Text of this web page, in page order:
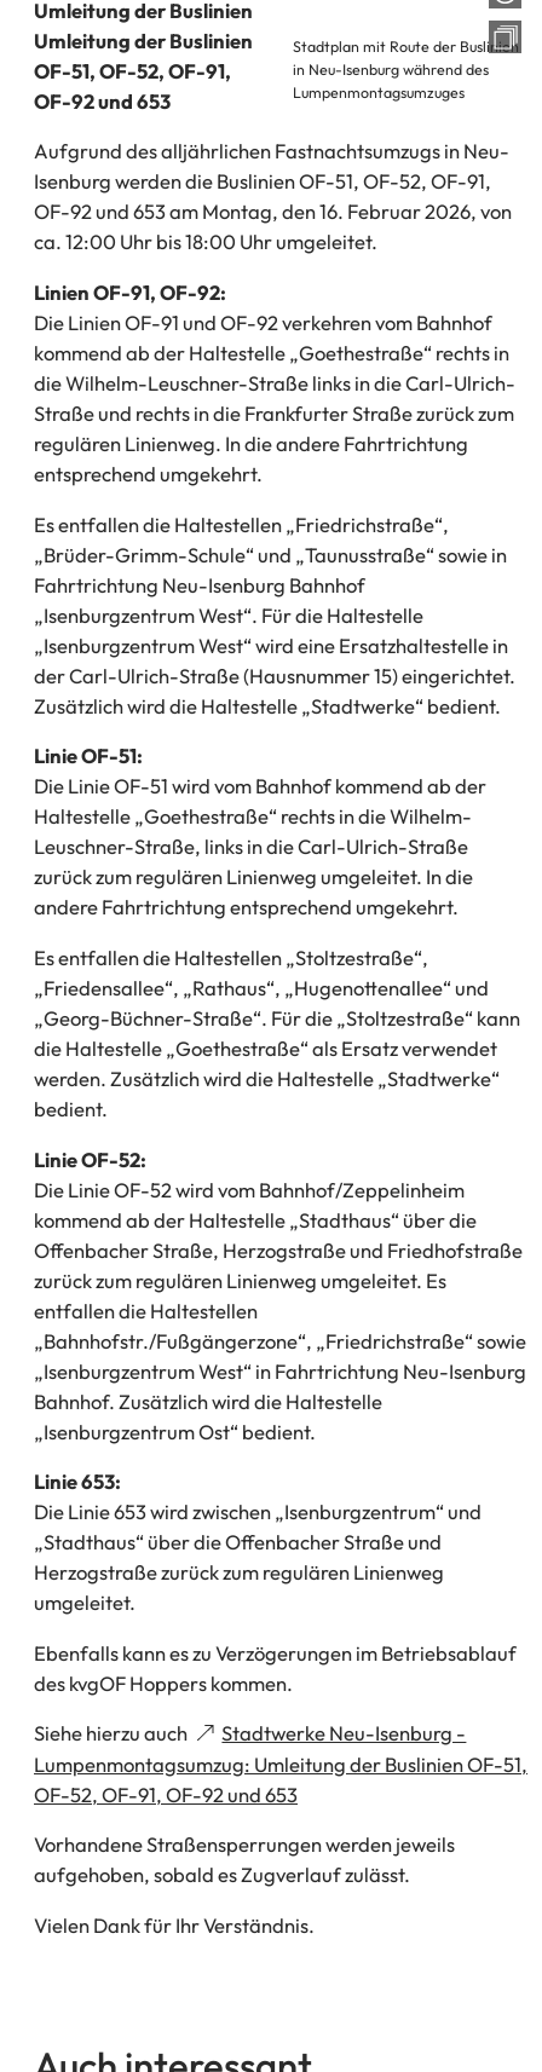
Stadtplan mit Route der Buslinien
in Neu-Isenburg während des
Lumpenmontagsumzuges
Umleitung der Buslinien
Umleitung der Buslinien
OF-51, OF-52, OF-91,
OF-92 und 653
Aufgrund des alljährlichen Fastnachtsumzugs in Neu-
Isenburg werden die Buslinien OF-51, OF-52, OF-91,
OF-92 und 653 am Montag, den 16. Februar 2026, von
ca. 12:00 Uhr bis 18:00 Uhr umgeleitet.
Linien OF-91, OF-92:
Die Linien OF-91 und OF-92 verkehren vom Bahnhof
kommend ab der Haltestelle „Goethestraße“ rechts in
die Wilhelm-Leuschner-Straße links in die Carl-Ulrich-
Straße und rechts in die Frankfurter Straße zurück zum
regulären Linienweg. In die andere Fahrtrichtung
entsprechend umgekehrt.
Es entfallen die Haltestellen „Friedrichstraße“,
„Brüder-Grimm-Schule“ und „Taunusstraße“ sowie in
Fahrtrichtung Neu-Isenburg Bahnhof
„Isenburgzentrum West“. Für die Haltestelle
„Isenburgzentrum West“ wird eine Ersatzhaltestelle in
der Carl-Ulrich-Straße (Hausnummer 15) eingerichtet.
Zusätzlich wird die Haltestelle „Stadtwerke“ bedient.
Linie OF-51:
Die Linie OF-51 wird vom Bahnhof kommend ab der
Haltestelle „Goethestraße“ rechts in die Wilhelm-
Leuschner-Straße, links in die Carl-Ulrich-Straße
zurück zum regulären Linienweg umgeleitet. In die
andere Fahrtrichtung entsprechend umgekehrt.
Es entfallen die Haltestellen „Stoltzestraße“,
„Friedensallee“, „Rathaus“, „Hugenottenallee“ und
„Georg-Büchner-Straße“. Für die „Stoltzestraße“ kann
die Haltestelle „Goethestraße“ als Ersatz verwendet
werden. Zusätzlich wird die Haltestelle „Stadtwerke“
bedient.
Linie OF-52:
Die Linie OF-52 wird vom Bahnhof/Zeppelinheim
kommend ab der Haltestelle „Stadthaus“ über die
Offenbacher Straße, Herzogstraße und Friedhofstraße
zurück zum regulären Linienweg umgeleitet. Es
entfallen die Haltestellen
„Bahnhofstr./Fußgängerzone“, „Friedrichstraße“ sowie
„Isenburgzentrum West“ in Fahrtrichtung Neu-Isenburg
Bahnhof. Zusätzlich wird die Haltestelle
„Isenburgzentrum Ost“ bedient.
Linie 653:
Die Linie 653 wird zwischen „Isenburgzentrum“ und
„Stadthaus“ über die Offenbacher Straße und
Herzogstraße zurück zum regulären Linienweg
umgeleitet.
Ebenfalls kann es zu Verzögerungen im Betriebsablauf
des kvgOF Hoppers kommen.
Siehe hierzu auch
Stadtwerke Neu-Isenburg -
Lumpenmontagsumzug: Umleitung der Buslinien OF-51,
OF-52, OF-91, OF-92 und 653
(Öffnet
einem
neuen
Tab)
Vorhandene Straßensperrungen werden jeweils
aufgehoben, sobald es Zugverlauf zulässt.
Vielen Dank für Ihr Verständnis.